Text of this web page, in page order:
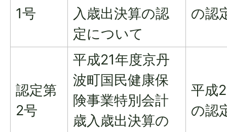
1号
入歳出決算の認
定について
の認
認定第
2号
平成21年度京丹
波町国民健康保
険事業特別会計
歳入歳出決算の
平成
の認